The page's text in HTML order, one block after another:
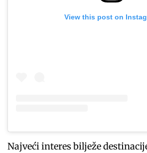
View this post on
Najveći interes bilježe